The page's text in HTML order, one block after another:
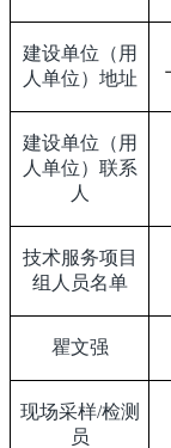
建设单位（用
人单位）地址
建设单位（用
人单位）联系
人
技术服务项目
组人员名单
瞿文强
现场采样/检测
员